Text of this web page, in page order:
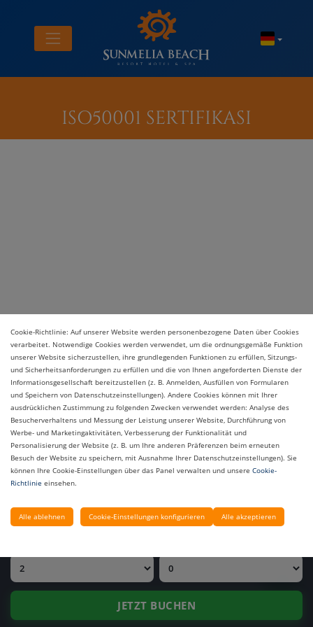
ISO50001 SERTIFIKASI
PREIS ANFRAGEN
UNSERE HOTELS
JETZT BUCHEN
Cookie-Richtlinie: Auf unserer Website werden personenbezogene Daten über Cookies
verarbeitet. Notwendige Cookies werden verwendet, um die ordnungsgemäße Funktion
unserer Website sicherzustellen, ihre grundlegenden Funktionen zu erfüllen, Sitzungs-
und Sicherheitsanforderungen zu erfüllen und die von Ihnen angeforderten Dienste der
Informationsgesellschaft bereitzustellen (z. B. Anmelden, Ausfüllen von Formularen
und Speichern von Datenschutzeinstellungen). Andere Cookies können mit Ihrer
ausdrücklichen Zustimmung zu folgenden Zwecken verwendet werden: Analyse des
Besucherverhaltens und Messung der Leistung unserer Website, Durchführung von
Werbe- und Marketingaktivitäten, Verbesserung der Funktionalität und
Personalisierung der Website (z. B. um Ihre anderen Präferenzen beim erneuten
Besuch der Website zu speichern, mit Ausnahme Ihrer Datenschutzeinstellungen). Sie
können Ihre Cookie-Einstellungen über das Panel verwalten und unsere Cookie-
Richtlinie einsehen.
Alle ablehnen Cookie-Einstellungen konfigurieren Alle akzeptieren